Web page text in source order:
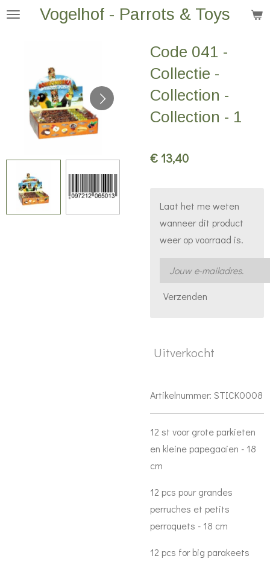
Ga
hoofdinhoud
Vogelhof - Parrots & Toys
Code 041 -
Collectie -
Collection -
Collection - 1
€ 13,40
Laat het me weten
wanneer dit product
weer op voorraad is.
Verzenden
Uitverkocht
Artikelnummer: STICK0008
12 st voor grote parkieten
en kleine papegaaien - 18
cm
12 pcs pour grandes
perruches et petits
perroquets - 18 cm
12 pcs for big parakeets